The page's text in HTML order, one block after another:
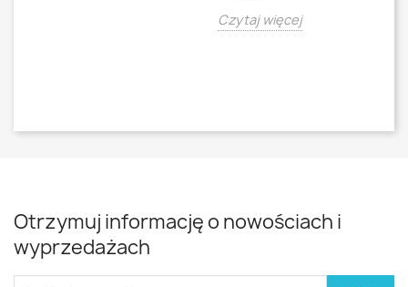
Czytaj więcej
Otrzymuj informację o nowościach i
wyprzedażach